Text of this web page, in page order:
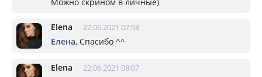
Elena 22.06.2021 07:58
Елена, Спасибо ^^
Elena 22.06.2021 08:07